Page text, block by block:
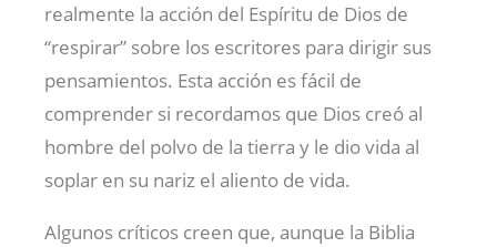
realmente la acción del Espíritu de Dios de
“respirar” sobre los escritores para dirigir sus
pensamientos. Esta acción es fácil de
comprender si recordamos que Dios creó al
hombre del polvo de la tierra y le dio vida al
soplar en su nariz el aliento de vida.
Algunos críticos creen que, aunque la Biblia